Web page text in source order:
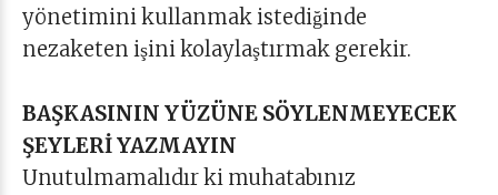
yönetimini kullanmak istediğinde
nezaketen işini kolaylaştırmak gerekir.
BAŞKASININ YÜZÜNE SÖYLENMEYECEK
ŞEYLERİ YAZMAYIN
Unutulmamalıdır ki muhatabınız